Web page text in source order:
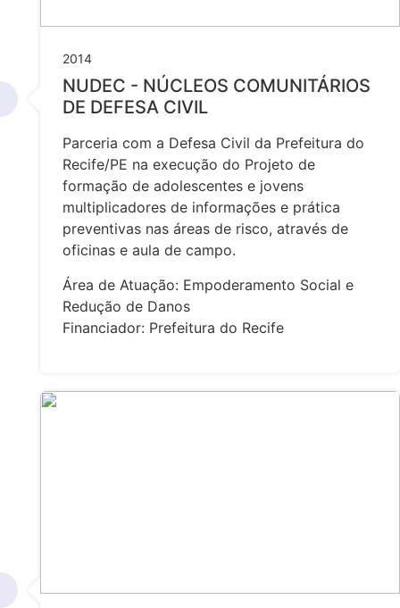
2014
NUDEC - NÚCLEOS COMUNITÁRIOS
DE DEFESA CIVIL
Parceria com a Defesa Civil da Prefeitura do
Recife/PE na execução do Projeto de
formação de adolescentes e jovens
multiplicadores de informações e prática
preventivas nas áreas de risco, através de
oficinas e aula de campo.
Área de Atuação: Empoderamento Social e
Redução de Danos
Financiador: Prefeitura do Recife